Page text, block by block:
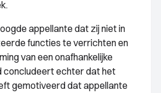
appellante dat zij niet in
functies te verrichten en
van een onafhankelijke
concludeert echter dat het
gemotiveerd dat appellante